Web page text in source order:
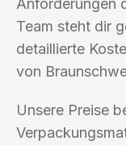
Anforderungen
Team steht dir
detaillierte
von
Unsere Preise